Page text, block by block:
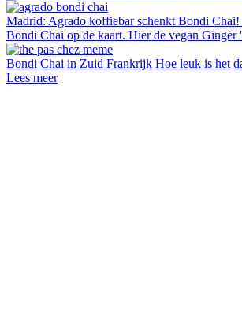
Madrid: Agrado koffiebar schenkt Bondi Chai!
Bondi Chai op de kaart. Hier de vegan Ginger
Bondi Chai in Zuid Frankrijk Hoe leuk is het
Lees meer